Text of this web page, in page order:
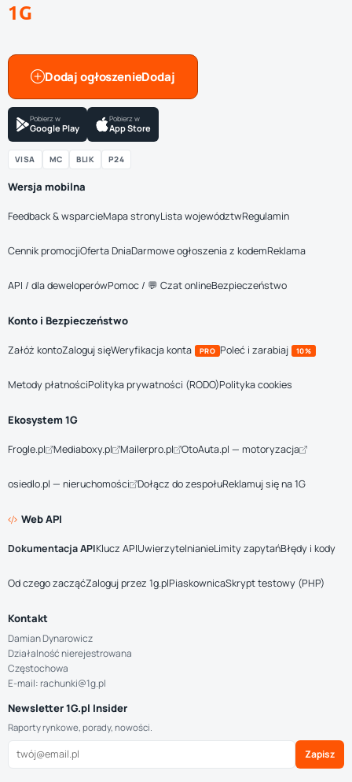
1G
Dodaj ogłoszenie
Pobierz w
Google Play
Pobierz w
App Store
VISA MC BLIK P24
Wersja mobilna
Feedback & wsparcieMapa stronyLista województwRegulamin
Cennik promocjiOferta DniaDarmowe ogłoszenia z kodemReklama
API / dla deweloperówPomoc / 💬 Czat onlineBezpieczeństwo
Konto i Bezpieczeństwo
Załóż kontoZaloguj sięWeryfikacja konta PRO Poleć i zarabiaj 10%
Metody płatnościPolityka prywatności (RODO)Polityka cookies
Ekosystem 1G
Frogle.pl Mediaboxy.pl Mailerpro.pl OtoAuta.pl — motoryzacja
osiedlo.pl — nieruchomości Dołącz do zespołuReklamuj się na 1G
Web API
Dokumentacja APIKlucz APIUwierzytelnianieLimity zapytańBłędy i kody
Od czego zacząćZaloguj przez 1g.plPiaskownicaSkrypt testowy (PHP)
Kontakt
Damian Dynarowicz
Działalność nierejestrowana
Częstochowa
E-mail: rachunki@1g.pl
Newsletter 1G.pl Insider
Raporty rynkowe, porady, nowości.
Zapisz